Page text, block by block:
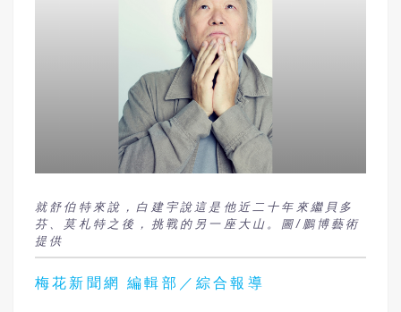
就舒伯特來說，白建宇說這是他近二十年來繼貝多
芬、莫札特之後，挑戰的另一座大山。圖/鵬博藝術
提供
梅花新聞網 編輯部／綜合報導